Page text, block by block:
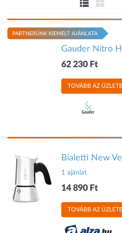
PARTNERÜNK KIEMELT AJÁNLATA
Gauder Nitro
62 230 Ft
TOVÁBB AZ
Bialetti New
1 ajánlat
14 890 Ft
TOVÁBB AZ